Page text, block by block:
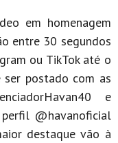
em homenagem
entre 30 segundos
ou TikTok até o
postado com as
e
@havanoficial
destaque vão à